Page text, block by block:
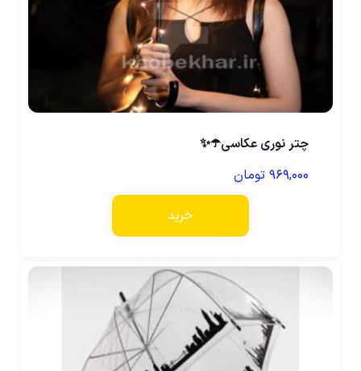
چتر نوری عکاسی☂️✨
۹۶۹,۰۰۰ تومان
خرید